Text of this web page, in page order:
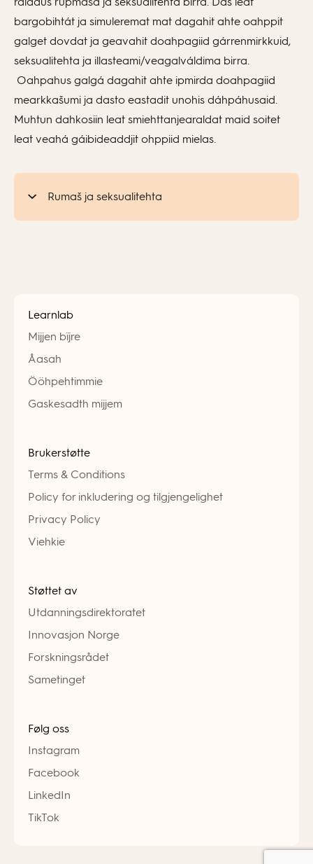
bargobihtát ja simuleremat mat dagahit ahte oahppit
galget dovdat ja geavahit doahpagiid gárrenmirkkuid,
seksualitehta ja illasteami/veagalváldima birra.
Oahpahus galgá dagahit ahte ipmirda doahpagiid
mearkkašumi ja dasto eastadit unohis dáhpáhusaid.
Muhtun dahkosiin leat smiehttanjearaldat maid soitet
leat veahá gáibideaddjit ohppiid mielas.
Rumaš ja seksualitehta
Learnlab
Mijjen bïjre
Åasah
Ööhpehtimmie
Gaskesadth mijjem
Brukerstøtte
Terms & Conditions
Policy for inkludering og tilgjengelighet
Privacy Policy
Viehkie
Støttet av
Utdanningsdirektoratet
Innovasjon Norge
Forskningsrådet
Sametinget
Følg oss
Instagram
Facebook
LinkedIn
TikTok